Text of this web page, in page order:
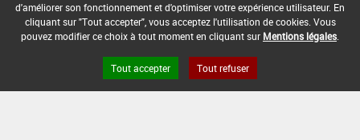
d'améliorer son fonctionnement et d'optimiser votre expérience utilisateur. En
cliquant sur "Tout accepter", vous acceptez l'utilisation de cookies. Vous
pouvez modifier ce choix à tout moment en cliquant sur Mentions légales
Tout accepter Tout refuser